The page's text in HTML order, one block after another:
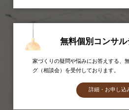
無料個別コンサ
家づくりの疑問や悩みにお答えする、
グ（相談会）を受付しております。
詳細・お申し込